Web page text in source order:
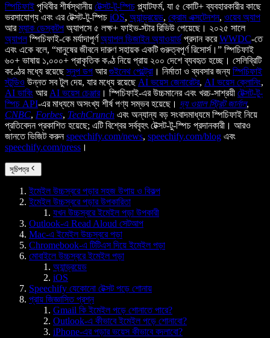
স্পিচিফাই পৃথিবীর শীর্ষস্থানীয় টেক্সট-টু-স্পিচ প্ল্যাটফর্ম, যা ৫ কোটি+ ব্যবহারকারীর কাছে
ভরসাযোগ্য এবং এর টেক্সট-টু-স্পিচ iOS, অ্যান্ড্রয়েড, ক্রোম এক্সটেনশন, ওয়েব অ্যাপ
আরম্যাক ডেস্কটপ অ্যাপসে ৫ লক্ষ+ ফাইভ-স্টার রিভিউ পেয়েছে। ২০২৫ সালে
অ্যাপলস্পিচিফাই-কে মর্যাদাপূর্ণঅ্যাপল ডিজাইন অ্যাওয়ার্ড প্রদান করেWWDC-তে
এবং একে বলে, “মানুষের জীবনে দারুণ সহায়ক একটি গুরুত্বপূর্ণ রিসোর্স।” স্পিচিফাই
৬০+ ভাষায় ১,০০০+ প্রাকৃতিক কণ্ঠ নিয়ে প্রায় ২০০ দেশে ব্যবহৃত হচ্ছে। সেলিব্রিটি
কণ্ঠের মধ্যে রয়েছেস্নুপ ডগ আরগুইনেথ পেল্ট্রো । নির্মাতা ও ব্যবসার জন্য স্পিচিফাই
স্টুডিও উন্নত সব টুল দেয়, যার মধ্যে রয়েছে AI ভয়েস জেনারেটর, AI ভয়েস ক্লোনিং,
AI ডাবিং আর AI ভয়েস চেঞ্জার। স্পিচিফাই-এর উচ্চমানের এবং খরচ-সাশ্রয়ী টেক্সট-টু-
স্পিচ API-এর মাধ্যমে অসংখ্য শীর্ষ পণ্য সম্ভব হয়েছে। দ্য ওয়াল স্ট্রিট জার্নাল,
CNBC, Forbes, TechCrunch এবং অন্যান্য বড় সংবাদমাধ্যমে স্পিচিফাই নিয়ে
প্রতিবেদন প্রকাশিত হয়েছে; এটি বিশ্বের সর্ববৃহৎ টেক্সট-টু-স্পিচ প্রদানকারী। আরও
জানতে ভিজিট করুনspeechify.com/news, speechify.com/blog এবং
speechify.com/press ।
সূচিপত্র
ইমেইল উচ্চস্বরে পড়ার সহজ উপায় ও বিকল্প
ইমেইল উচ্চস্বরে পড়ার উপকারিতা
যখন উচ্চস্বরে ইমেইল পড়া উপকারী
Outlook-এ Read Aloud সেটআপ
Mac-এ ইমেইল উচ্চস্বরে পড়া
Chromebook-এ টিটিএস দিয়ে ইমেইল পড়া
মোবাইলে উচ্চস্বরে ইমেইল পড়া
অ্যান্ড্রয়েড
iOS
Speechify যেকোনো টেক্সট পড়ে শোনায়
প্রায় জিজ্ঞাসিত প্রশ্ন
Gmail কি ইমেইল পড়ে শোনাতে পারে?
Outlook-এ কীভাবে ইমেইল পড়ে শোনাবো?
iPhone-এর পড়ার ভয়েস কীভাবে বদলাবো?